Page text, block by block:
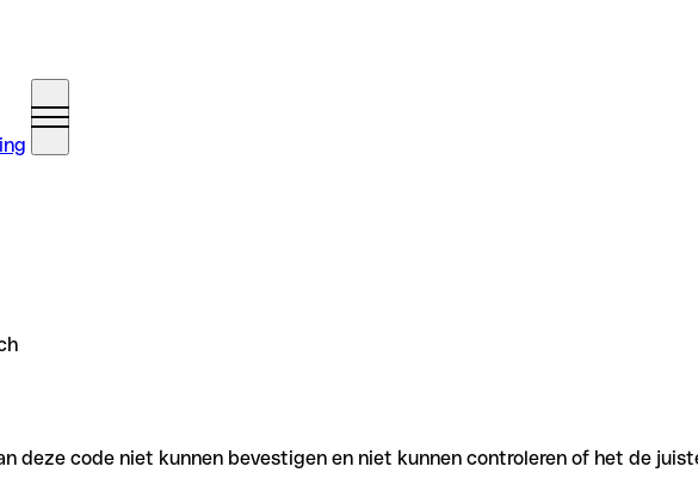
deze code niet kunnen bevestigen en niet kunnen controleren of het de